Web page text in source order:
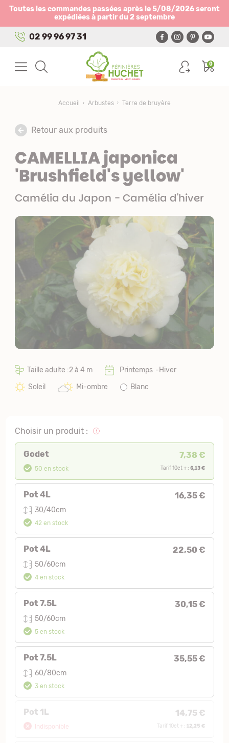
Toutes les commandes passées après le 5/08/2026 seront
expédiées à partir du 2 septembre
02 99 96 97 31
0
Accueil Arbustes Terre de bruyère
Retour aux produits
CAMELLIA japonica
'Brushfield's yellow'
Camélia du Japon - Camélia d'hiver
Taille adulte :2 à 4 m Printemps
Hiver
Soleil
Mi-ombre Blanc
Choisir un produit :
Godet 7,38 €
50 en stock Tarif 10et + :6,13 €
Pot 4L 16,35 €
30/40cm
42 en stock
Pot 4L 22,50 €
50/60cm
4 en stock
Pot 7.5L 30,15 €
50/60cm
5 en stock
Pot 7.5L 35,55 €
60/80cm
3 en stock
Pot 1L 14,75 €
Indisponible Tarif 10et + :12,25 €
Panneau de gestion des cookies